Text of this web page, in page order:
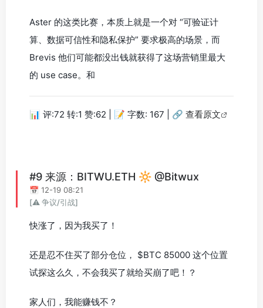
Aster 的这类比赛，本质上就是一个对 “可验证计
算、数据可信性和隐私保护” 要求极高的场景，而
Brevis 他们可能都没出钱就获得了这场营销里最大
的 use case。和
📊 评:72 转:1 赞:62 | 📝 字数: 167 | 🔗 查看原文
#9 来源：BITWU.ETH 🔆 @Bitwux
📅 12-19 08:21
[⚠️ 争议/引战]
快涨了，因为我买了！
还是忍不住买了部分仓位， $BTC 85000 这个位置
试探这么久，不会我买了就给买崩了吧！？
家人们，我能赚钱不？